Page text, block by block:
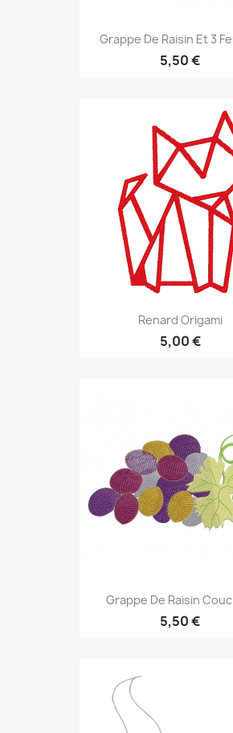
Grappe De Raisin Et 3
5,50 €
Renard Origami
5,00 €
Grappe De Raisin
5,50 €